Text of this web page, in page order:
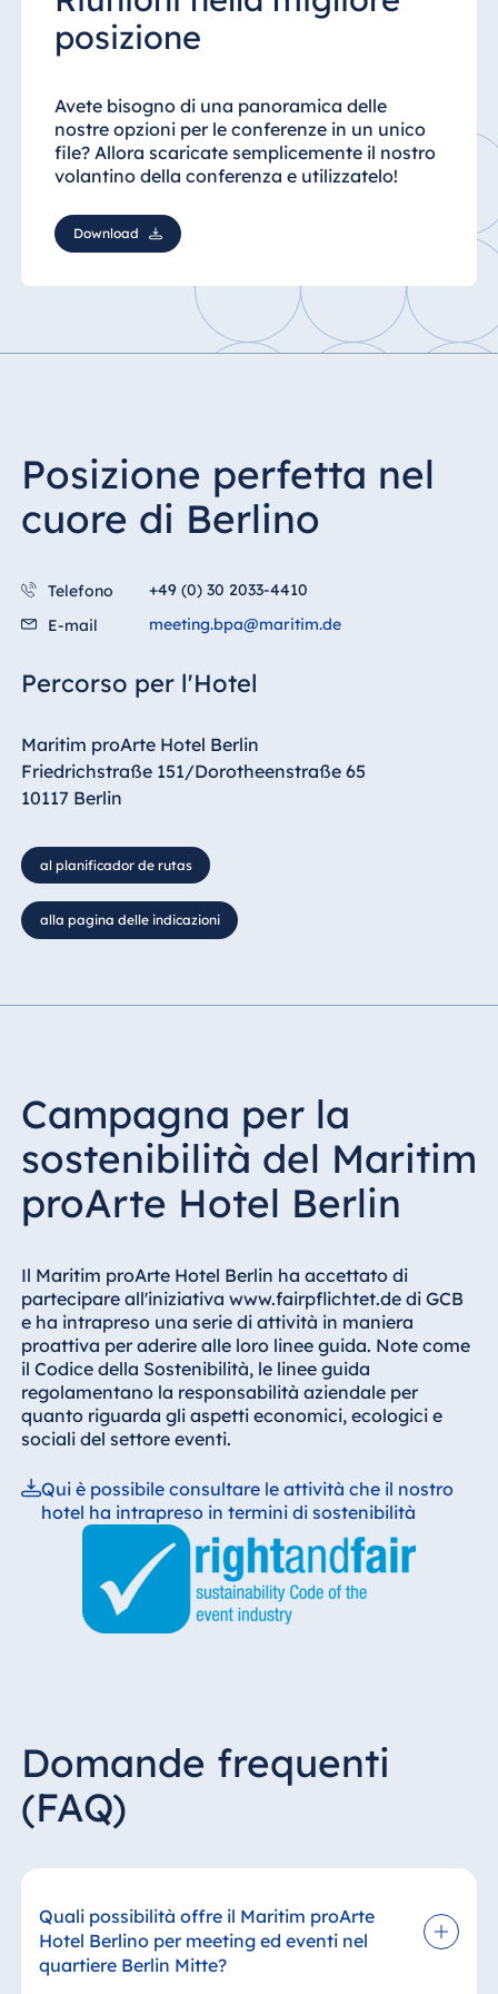
posizione
Avete bisogno di una panoramica delle
nostre opzioni per le conferenze in un unico
file? Allora scaricate semplicemente il nostro
volantino della conferenza e utilizzatelo!
Download
Posizione perfetta nel
cuore di Berlino
Telefono
+49 (0) 30 2033-4410
E-mail
meeting.bpa@maritim.de
Percorso per l'Hotel
Maritim proArte Hotel Berlin
Friedrichstraße 151/Dorotheenstraße 65
10117 Berlin
al planificador de rutas
alla pagina delle indicazioni
Campagna per la
sostenibilità del Maritim
proArte Hotel Berlin
Il Maritim proArte Hotel Berlin ha accettato di
partecipare all'iniziativa www.fairpflichtet.de di GCB
e ha intrapreso una serie di attività in maniera
proattiva per aderire alle loro linee guida. Note come
il Codice della Sostenibilità, le linee guida
regolamentano la responsabilità aziendale per
quanto riguarda gli aspetti economici, ecologici e
sociali del settore eventi.
Qui è possibile consultare le attività che il nostro
hotel ha intrapreso in termini di sostenibilità
Domande frequenti
(FAQ)
Quali possibilità offre il Maritim proArte
Hotel Berlino per meeting ed eventi nel
quartiere Berlin Mitte?